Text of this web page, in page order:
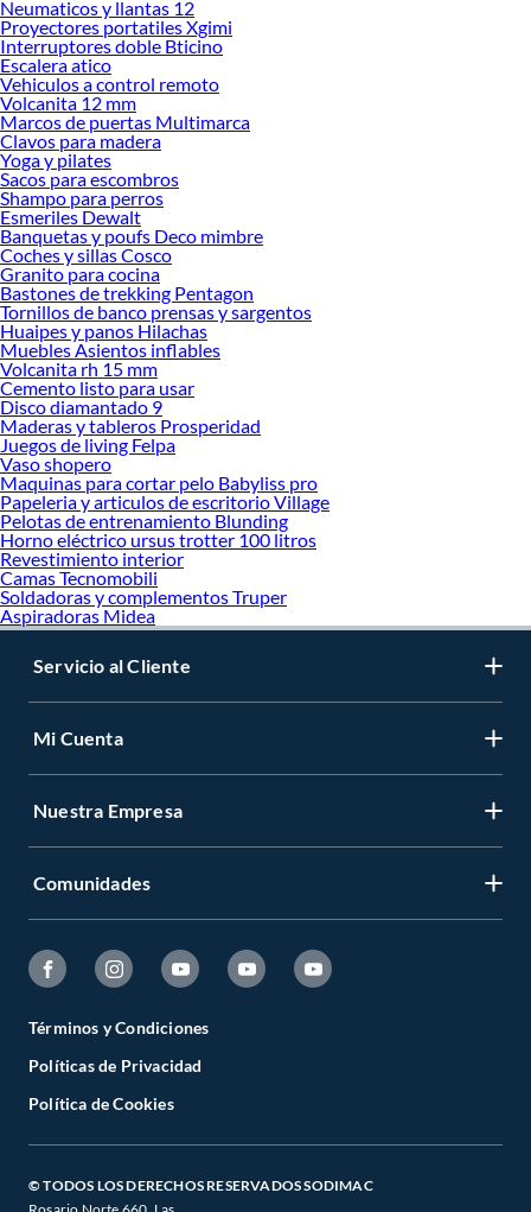
renovación de espacios. ¡Visítanos y descubre todo lo que tenemos para
ofrecerte!
Encuentra una amplia variedad de productos de Contenedores en Sodimac.
Encuentra todo lo necesario para tus proyectos de renovación y decoración.
¡Visítanos y haz tus ideas realidad!
Neumaticos y llantas 12
Proyectores portatiles Xgimi
Interruptores doble Bticino
Escalera atico
Vehiculos a control remoto
Volcanita 12 mm
Marcos de puertas Multimarca
Clavos para madera
Yoga y pilates
Sacos para escombros
Shampo para perros
Esmeriles Dewalt
Banquetas y poufs Deco mimbre
Coches y sillas Cosco
Granito para cocina
Bastones de trekking Pentagon
Tornillos de banco prensas y sargentos
Huaipes y panos Hilachas
Muebles Asientos inflables
Volcanita rh 15 mm
Cemento listo para usar
Disco diamantado 9
Maderas y tableros Prosperidad
Juegos de living Felpa
Vaso shopero
Maquinas para cortar pelo Babyliss pro
Papeleria y articulos de escritorio Village
Pelotas de entrenamiento Blunding
Horno eléctrico ursus trotter 100 litros
Revestimiento interior
Camas Tecnomobili
Soldadoras y complementos Truper
Aspiradoras Midea
Servicio al Cliente
Mi Cuenta
Nuestra Empresa
Comunidades
Términos y Condiciones
Políticas de Privacidad
Política de Cookies
© TODOS LOS DERECHOS RESERVADOS SODIMAC